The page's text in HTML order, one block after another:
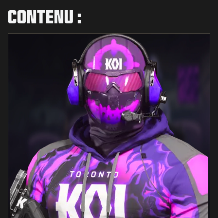
ASSISTANCE
CONNEXION|S'INSCRIRE
CONTENU :